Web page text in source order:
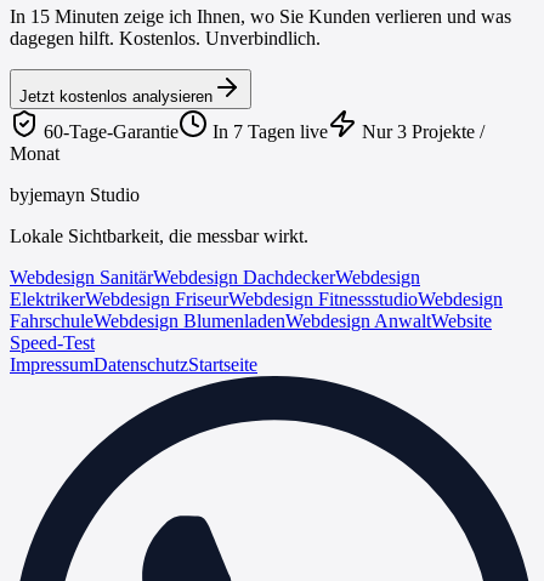
In 15 Minuten zeige ich Ihnen, wo Sie Kunden verlieren und was
dagegen hilft. Kostenlos. Unverbindlich.
Jetzt kostenlos analysieren
60-Tage-Garantie In 7 Tagen live
Nur 3 Projekte /
Monat
byjemayn Studio
Lokale Sichtbarkeit, die messbar wirkt.
Webdesign SanitärWebdesign DachdeckerWebdesign
ElektrikerWebdesign FriseurWebdesign FitnessstudioWebdesign
FahrschuleWebdesign BlumenladenWebdesign AnwaltWebsite
Speed-Test
ImpressumDatenschutzStartseite